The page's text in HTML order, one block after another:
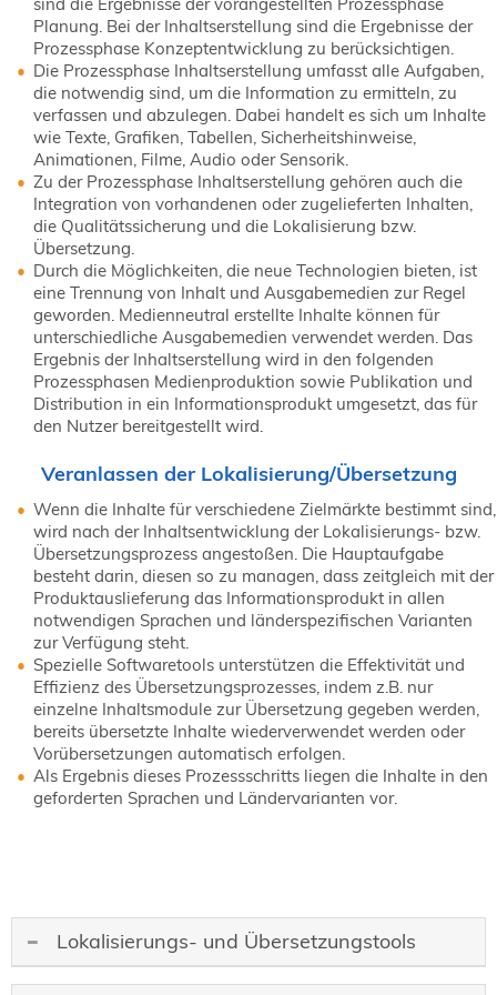
NORDIC TechKomm Kopenhagen
23.-24. September 2026
tekom-Jahrestagung 2026
10.-12. November, 2026 in Stuttgart
Mitglied werden
Expertenrat
Publikationen
Stellenangebote
Stellengesuche
Dienstleister
Regionalgruppen
Downloadbereich
Planung. Bei der Inhaltserstellung sind die Ergebnisse der
Prozessphase Konzeptentwicklung zu berücksichtigen.
Die Prozessphase Inhaltserstellung umfasst alle Aufgaben,
die notwendig sind, um die Information zu ermitteln, zu
verfassen und abzulegen. Dabei handelt es sich um Inhalte
wie Texte, Grafiken, Tabellen, Sicherheitshinweise,
Animationen, Filme, Audio oder Sensorik.
Zu der Prozessphase Inhaltserstellung gehören auch die
Integration von vorhandenen oder zugelieferten Inhalten,
die Qualitätssicherung und die Lokalisierung bzw.
Übersetzung.
Durch die Möglichkeiten, die neue Technologien bieten, ist
eine Trennung von Inhalt und Ausgabemedien zur Regel
geworden. Medienneutral erstellte Inhalte können für
unterschiedliche Ausgabemedien verwendet werden. Das
Ergebnis der Inhaltserstellung wird in den folgenden
Prozessphasen Medienproduktion sowie Publikation und
Distribution in ein Informationsprodukt umgesetzt, das für
den Nutzer bereitgestellt wird.
Veranlassen der Lokalisierung/Übersetzung
Wenn die Inhalte für verschiedene Zielmärkte bestimmt sind,
wird nach der Inhaltsentwicklung der Lokalisierungs- bzw.
Übersetzungsprozess angestoßen. Die Hauptaufgabe
besteht darin, diesen so zu managen, dass zeitgleich mit der
Produktauslieferung das Informationsprodukt in allen
notwendigen Sprachen und länderspezifischen Varianten
zur Verfügung steht.
Spezielle Softwaretools unterstützen die Effektivität und
Effizienz des Übersetzungsprozesses, indem z.B. nur
einzelne Inhaltsmodule zur Übersetzung gegeben werden,
bereits übersetzte Inhalte wiederverwendet werden oder
Vorübersetzungen automatisch erfolgen.
Als Ergebnis dieses Prozessschritts liegen die Inhalte in den
geforderten Sprachen und Ländervarianten vor.
Lokalisierungs- und Übersetzungstools